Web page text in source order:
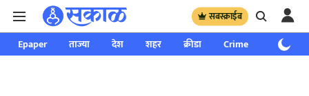
सबस्क्राईब
Epaper ताज्या देश शहर क्रीडा Crime साप्ताहिक